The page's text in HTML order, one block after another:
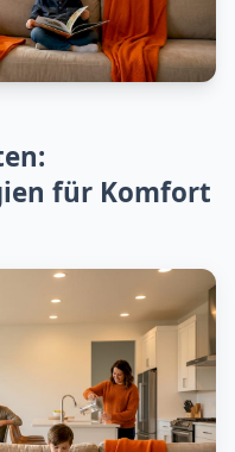
für Komfort